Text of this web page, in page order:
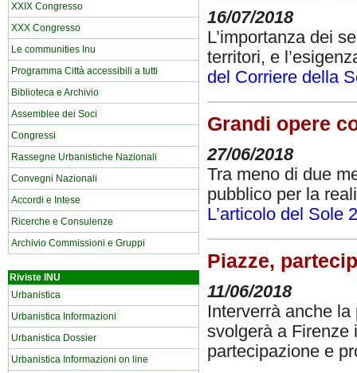
XXIX Congresso
XXX Congresso
Le communities Inu
Programma Città accessibili a tutti
Biblioteca e Archivio
Assemblee dei Soci
Congressi
Rassegne Urbanistiche Nazionali
Convegni Nazionali
Accordi e Intese
Ricerche e Consulenze
Archivio Commissioni e Gruppi
Riviste INU
Urbanistica
Urbanistica Informazioni
Urbanistica Dossier
Urbanistica Informazioni on line
16/07/2018
L’importanza dei
territori, e
del Corriere della
Grandi opere
27/06/2018
Tra meno di due
pubblico per la
L’articolo del Sole
Piazze,
11/06/2018
Interverrà anche
svolgerà a
partecipazione e